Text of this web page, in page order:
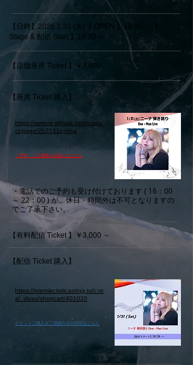
【日時】2026.1.31 (木)【 OPEN 】18:30 ～【
Stage & 配信 Start 】19:30 ～
【店舗座席 Ticket 】￥4,000
【座席 Ticket 購入】
https://www.realdivas.net/produ
ct-page/260131z-nina
​ご予約・ご入場時のお願いはこちら
【有料配信 Ticket 】￥3,000 ～
【配信 Ticket 購入】
​チケットご購入＆ご視聴方法の説明はこちら
https://premier.twitcasting.tv/c:re
al_divas/shopcart/401020
・電話でのご予約も受け付けております ( 16：00
～ 22：00 ) が、休日・時間外は不可となりますの
でご了承下さい。